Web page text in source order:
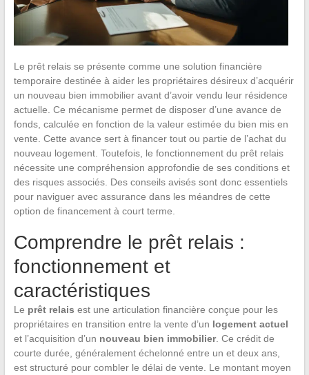
Le prêt relais se présente comme une solution financière
temporaire destinée à aider les propriétaires désireux d’acquérir
un nouveau bien immobilier avant d’avoir vendu leur résidence
actuelle. Ce mécanisme permet de disposer d’une avance de
fonds, calculée en fonction de la valeur estimée du bien mis en
vente. Cette avance sert à financer tout ou partie de l’achat du
nouveau logement. Toutefois, le fonctionnement du prêt relais
nécessite une compréhension approfondie de ses conditions et
des risques associés. Des conseils avisés sont donc essentiels
pour naviguer avec assurance dans les méandres de cette
option de financement à court terme.
Comprendre le prêt relais :
fonctionnement et
caractéristiques
Le prêt relais est une articulation financière conçue pour les
propriétaires en transition entre la vente d’un logement actuel
et l’acquisition d’un nouveau bien immobilier. Ce crédit de
courte durée, généralement échelonné entre un et deux ans,
est structuré pour combler le délai de vente. Le montant moyen